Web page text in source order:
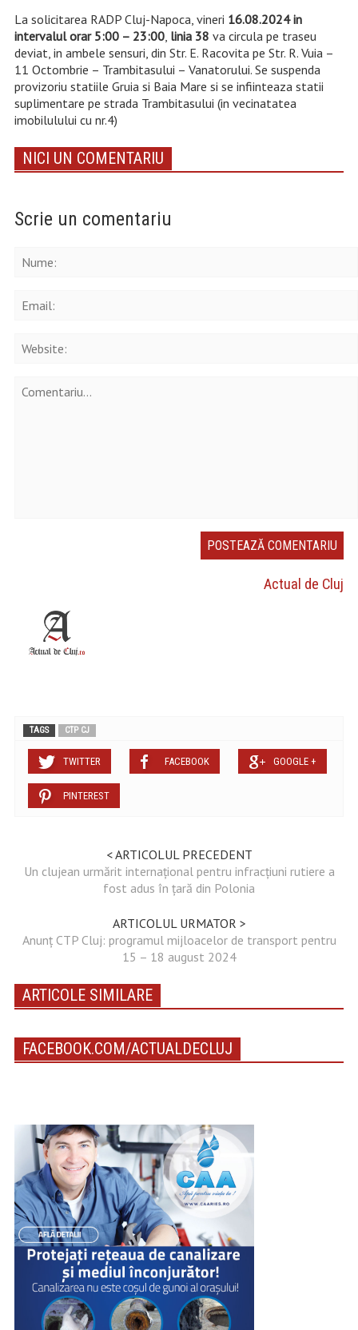
La solicitarea RADP Cluj-Napoca, vineri 16.08.2024 in
intervalul orar 5:00 – 23:00, linia 38 va circula pe traseu
deviat, in ambele sensuri, din Str. E. Racovita pe Str. R. Vuia –
11 Octombrie – Trambitasului – Vanatorului. Se suspenda
provizoriu statiile Gruia si Baia Mare si se infiinteaza statii
suplimentare pe strada Trambitasului (in vecinatatea
imobilulului cu nr.4)
NICI UN COMENTARIU
Scrie un comentariu
Actual de Cluj
TAGS CTP CJ
TWITTER FACEBOOK GOOGLE +
PINTEREST
< ARTICOLUL PRECEDENT
Un clujean urmărit internațional pentru infracțiuni rutiere a
fost adus în țară din Polonia
ARTICOLUL URMATOR >
Anunț CTP Cluj: programul mijloacelor de transport pentru
15 – 18 august 2024
ARTICOLE SIMILARE
FACEBOOK.COM/ACTUALDECLUJ